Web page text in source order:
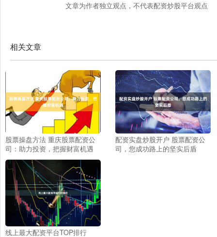
文章为作者独立观点，不代表配资炒股平台观点
相关文章
股票操盘方法 重庆股票配资公
司：助力投资，把握财富机遇
配资实盘炒股开户 股票配资公
司，您成功路上的坚实后盾
线上最大配资平台TOP排行